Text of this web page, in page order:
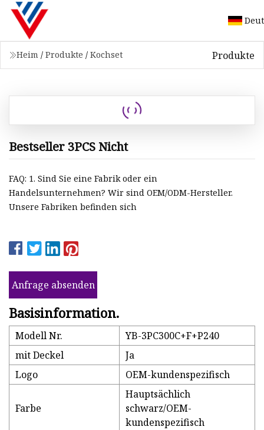
Heim / Produkte / Kochset Produkte
Bestseller 3PCS Nicht
FAQ: 1. Sind Sie eine Fabrik oder ein
Handelsunternehmen? Wir sind OEM/ODM-Hersteller.
Unsere Fabriken befinden sich
Anfrage absenden
Basisinformation.
Modell Nr.
YB-3PC300C+F+P240
mit Deckel
Ja
Logo
OEM-kundenspezifisch
Farbe
Hauptsächlich
schwarz/OEM-
kundenspezifisch